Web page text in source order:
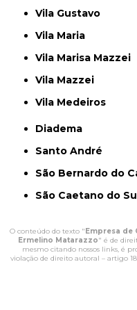
Vila Gustavo
Vila Maria
Vila Marisa Mazzei
Vila Mazzei
Vila Medeiros
Diadema
Santo André
São Bernardo do
São Caetano do
O conteúdo do texto "Empresa de
Ermelino Matarazzo" é de
mesmo citando nossos links, é
violação de direito autoral – artigo